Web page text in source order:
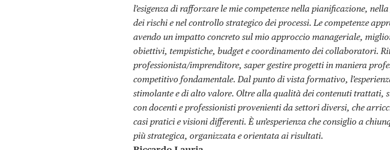
l’esigenza di rafforzare le mie competenze nella pianificazione,
dei rischi e nel controllo strategico dei processi. Le competenze
avendo un impatto concreto sul mio approccio manageriale,
obiettivi, tempistiche, budget e coordinamento dei collaboratori.
professionista/imprenditore, saper gestire progetti in maniera
competitivo fondamentale. Dal punto di vista formativo,
stimolante e di alto valore. Oltre alla qualità dei contenuti trattati,
con docenti e professionisti provenienti da settori diversi, che
casi pratici e visioni differenti. È un’esperienza che consiglio a
più strategica, organizzata e orientata ai risultati.